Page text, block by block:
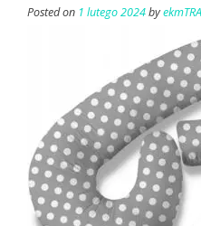
Posted on 1 lutego 2024by